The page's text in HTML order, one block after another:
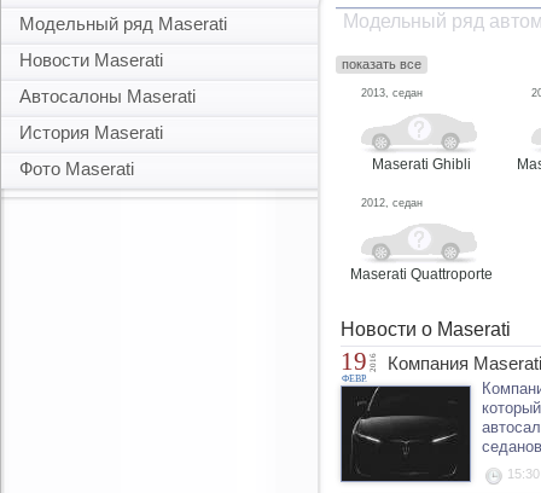
Модельный ряд Maserati
Новости Maserati
Автосалоны Maserati
История Maserati
Фото Maserati
Модельный ряд
показать все
2013, седан
Maserati Ghibli
2012, седан
Maserati Quattroporte
Новости о Maserati
19
ФЕВР.
2016 Компания
15:30